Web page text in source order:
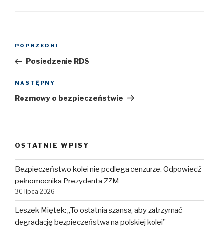
Nawigacja
Poprzedni
wpis
POPRZEDNI
Posiedzenie RDS
Następny
wpis
NASTĘPNY
Rozmowy o bezpieczeństwie
OSTATNIE WPISY
Bezpieczeństwo kolei nie podlega cenzurze. Odpowiedź
pełnomocnika Prezydenta ZZM
30 lipca 2026
Leszek Miętek: „To ostatnia szansa, aby zatrzymać
degradację bezpieczeństwa na polskiej kolei”